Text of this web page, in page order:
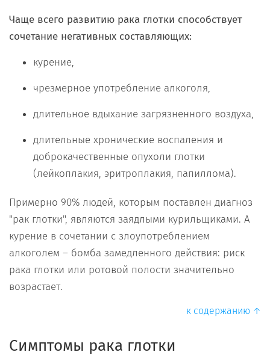
Чаще всего развитию рака глотки способствует
сочетание негативных составляющих:
курение,
чрезмерное употребление алкоголя,
длительное вдыхание загрязненного воздуха,
длительные хронические воспаления и
доброкачественные опухоли глотки
(лейкоплакия, эритроплакия, папиллома).
Примерно 90% людей, которым поставлен диагноз
"рак глотки", являются заядлыми курильщиками. А
курение в сочетании с злоупотреблением
алкоголем – бомба замедленного действия: риск
рака глотки или ротовой полости значительно
возрастает.
к содержанию ↑
Симптомы рака глотки